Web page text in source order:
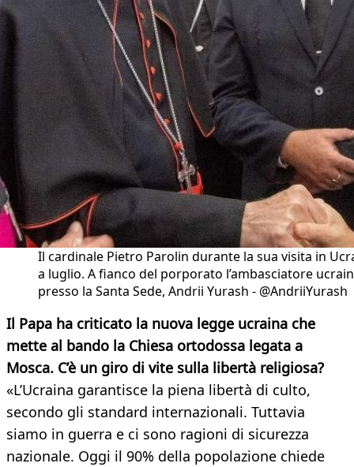
Il cardinale Pietro Parolin durante la sua visita in
a luglio. A fianco del porporato l’ambasciatore
presso la Santa Sede, Andrii Yurash - @AndriiYurash
Il Papa ha criticato la nuova legge ucraina che
mette al bando la Chiesa ortodossa legata a
Mosca. C’è un giro di vite sulla libertà religiosa?
«L’Ucraina garantisce la piena libertà di culto,
secondo gli standard internazionali. Tuttavia
siamo in guerra e ci sono ragioni di sicurezza
nazionale. Oggi il 90% della popolazione chiede